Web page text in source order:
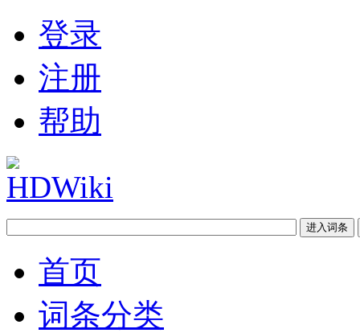
登录
注册
帮助
首页
词条分类